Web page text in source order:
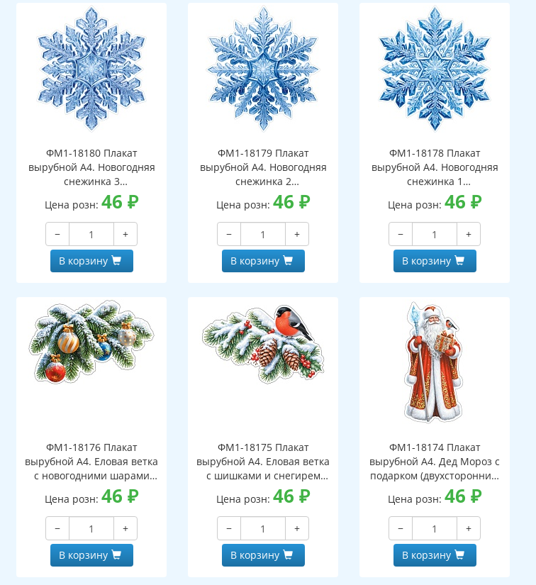
ФМ1-18180 Плакат
вырубной А4. Новогодняя
снежинка 3
(двухсторонний, ВД-лак)
Цена розн:46₽
−
+
В корзину
ФМ1-18179 Плакат
вырубной А4. Новогодняя
снежинка 2
(двухсторонний, ВД-лак)
Цена розн:46₽
−
+
В корзину
ФМ1-18178 Плакат
вырубной А4. Новогодняя
снежинка 1
(двухсторонний, ВД-лак)
Цена розн:46₽
−
+
В корзину
ФМ1-18176 Плакат
вырубной А4. Еловая ветка
с новогодними шарами
(двухсторонний, ВД-лак)
Цена розн:46₽
−
+
В корзину
ФМ1-18175 Плакат
вырубной А4. Еловая ветка
с шишками и снегирем
(двухсторонний, ВД-лак)
Цена розн:46₽
−
+
В корзину
ФМ1-18174 Плакат
вырубной А4. Дед Мороз с
подарком (двухсторонний,
ВД-лак)
Цена розн:46₽
−
+
В корзину